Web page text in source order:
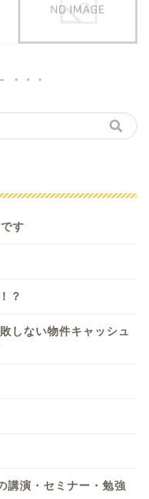
す
？
しない物件キャッシュ
講演・セミナー・勉強